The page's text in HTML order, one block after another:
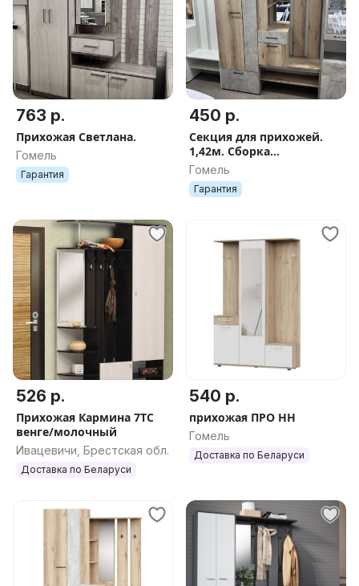
763 р.
Прихожая Светлана.
Гомель
Гарантия
450 р.
Секция для прихожей.
1,42м. Сборка
универсальная.
Гомель
Гарантия
526 р.
Прихожая Кармина 7ТС
венге/молочный
Ивацевичи, Брестская обл.
Доставка по Беларуси
540 р.
прихожая ПРО НН
Гомель
Доставка по Беларуси